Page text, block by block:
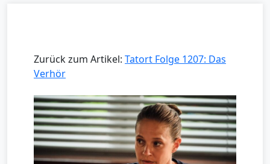
Zurück zum Artikel: Tatort Folge 1207: Das
Verhör